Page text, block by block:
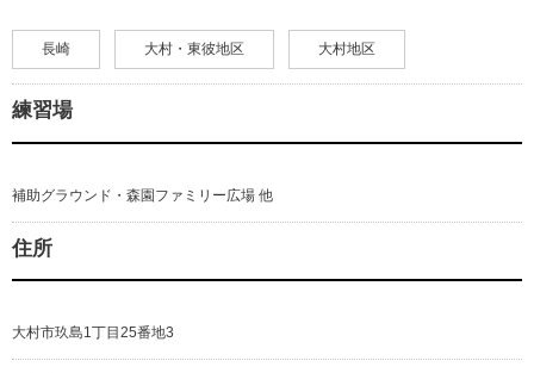
長崎 大村・東彼地区 大村地区
練習場
補助グラウンド・森園ファミリー広場 他
住所
大村市玖島1丁目25番地3